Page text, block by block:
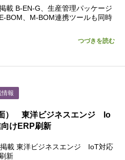
載 B-EN-G、生産管理パッケージ
BOM、M-BOM連携ツールも同時
つづきを読む
情報
） 東洋ビジネスエンジ Io
けERP刷新
載 東洋ビジネスエンジ IoT対応
新